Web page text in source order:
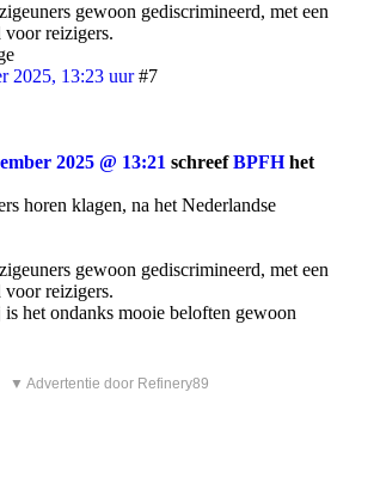
gewoon gediscrimineerd, met een
reizigers.
2025, 13:23 uur #7
2025 @ 13:21 schreefBPFHhet
horen klagen, na het Nederlandse
gewoon gediscrimineerd, met een
reizigers.
het ondanks mooie beloften gewoon
▼ Advertentie door Refinery89